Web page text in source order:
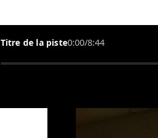
Titre de la piste0:00/8:44